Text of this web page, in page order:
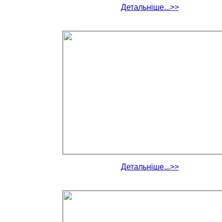
Детальніше...>>
Детальніше...>>